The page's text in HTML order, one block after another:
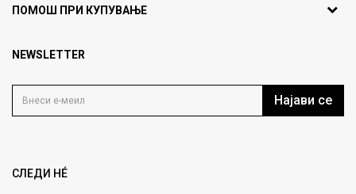
За нас
Продавници
Блог
Gift Card
ПОМОШ ПРИ КУПУВАЊЕ
Политика на приватност
Како да купите
Замена и рефундација на производи
NEWSLETTER
Најави се
СЛЕДИ НÉ